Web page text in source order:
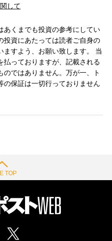
して
あくまでも投資の参考にしてい
投資にあたっては読者ご自身の
ますよう、お願い致します。 当
払っておりますが、記載される
ではありません。万が一、ト
の保証は一切行っておりません
TOP